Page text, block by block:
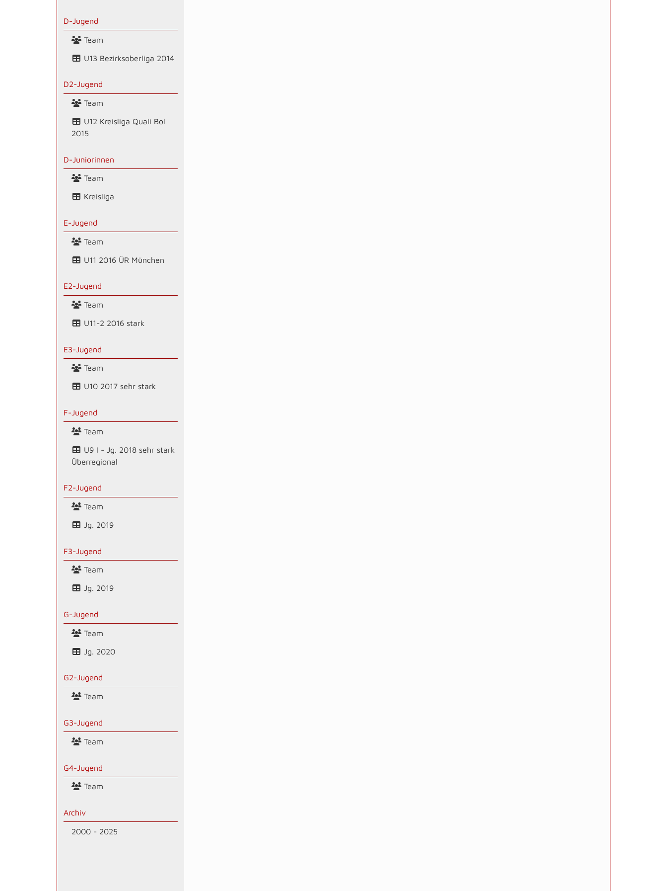
D-Jugend
Team
U13 Bezirksoberliga 2014
D2-Jugend
Team
U12 Kreisliga Quali Bol
2015
D-Juniorinnen
Team
Kreisliga
E-Jugend
Team
U11 2016 ÜR München
E2-Jugend
Team
U11-2 2016 stark
E3-Jugend
Team
U10 2017 sehr stark
F-Jugend
Team
U9 I - Jg. 2018 sehr stark
Überregional
F2-Jugend
Team
Jg. 2019
F3-Jugend
Team
Jg. 2019
G-Jugend
Team
Jg. 2020
G2-Jugend
Team
G3-Jugend
Team
G4-Jugend
Team
Archiv
2000 - 2025